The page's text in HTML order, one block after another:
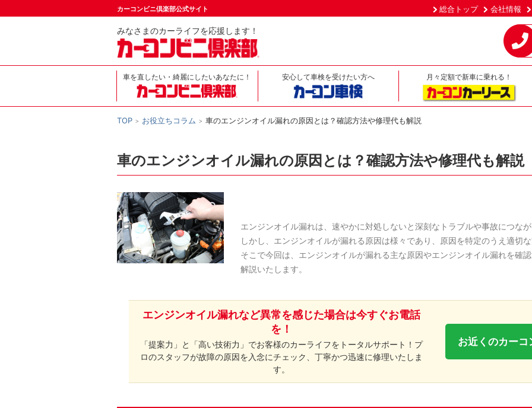
カーコンビニ倶楽部公式サイト 総合トップ 会社情報
みなさまのカーライフを応援します！
車を直したい・綺麗にしたいあなたに！ 安心して車検を受けたい方へ 月々定額で新車に乗れる！
TOP お役立ちコラム 車のエンジンオイル漏れの原因とは？確認方法や修理代も解説
車のエンジンオイル漏れの原因とは？確認方法や修理代も解説
エンジンオイル漏れは、速やかに対処しないと深刻なトラブルや事故につなが
しかし、エンジンオイルが漏れる原因は様々であり、原因を特定のうえ適切な
そこで今回は、エンジンオイルが漏れる主な原因やエンジンオイル漏れを確
解説いたします。
エンジンオイル漏れなど異常を感じた場合は今すぐお電話
を！
「提案力」と「高い技術力」でお客様のカーライフをトータルサポート！プ
ロのスタッフが故障の原因を入念にチェック、丁寧かつ迅速に修理いたしま
す。
お近くのカー